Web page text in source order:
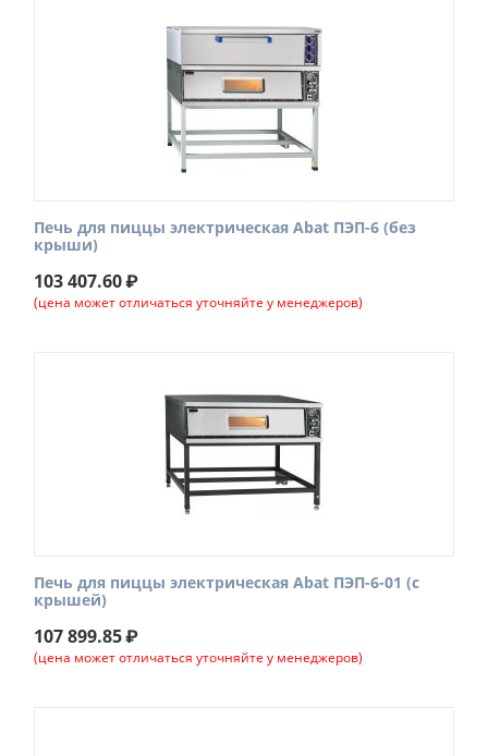
Печь для пиццы электрическая Abat ПЭП-6 (без
крыши)
103 407.60₽
(цена может отличаться уточняйте у менеджеров)
Печь для пиццы электрическая Abat ПЭП-6-01 (с
крышей)
107 899.85₽
(цена может отличаться уточняйте у менеджеров)